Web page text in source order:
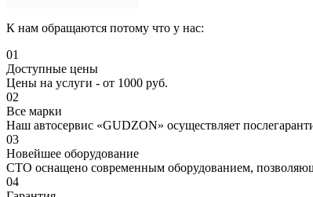
К нам обращаются потому что у нас:
01
Доступные цены
Цены на услуги - от 1000 руб.
02
Все марки
Наш автосервис «GUDZON» осуществляет
03
Новейшее оборудование
СТО оснащено современным оборудованием,
04